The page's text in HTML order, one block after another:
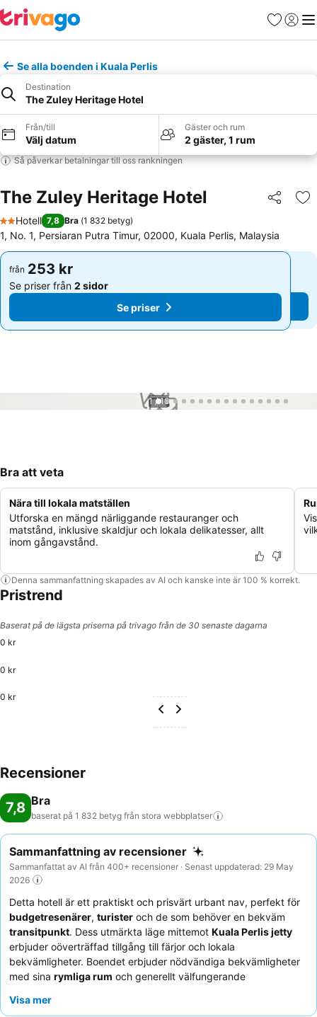
Favoriter
Logga
Se alla boenden i Kuala Perlis
Destination
The Zuley Heritage Hotel
Från/till
Välj datum
Gäster och rum
2 gäster, 1 rum
Så påverkar betalningar till oss rankningen
The Zuley Heritage Hotel Dela
2 Stjärnor
Hotell 7,8 Bra (1 832 betyg)
1, No. 1, Persiaran Putra Timur, 02000, Kuala Perlis, Malaysia
från 253 kr
Se priser från 2 sidor
Se priser
från 253 kr
Se priser från 2 sidor
Se priser
1 / 16
Bra att veta
Nära till lokala matställen
Utforska en mängd närliggande restauranger och
matstånd, inklusive skaldjur och lokala delikatesser, allt
inom gångavstånd.
Denna sammanfattning skapades av AI och kanske inte är 100 % korrekt.
Pristrend
Baserat på de lägsta priserna på trivago från de 30 senaste dagarna
0 kr
0 kr
0 kr
Recensioner
7,8 Bra
baserat på 1 832 betyg från stora webbplatser
Sammanfattning av recensioner
Sammanfattat av AI från 400+ recensioner · Senast uppdaterad: 29 May
2026
Detta hotell är ett praktiskt och prisvärt urbant nav, perfekt för
budgetresenärer, turister och de som behöver en bekväm
transitpunkt. Dess utmärkta läge mittemot Kuala Perlis jetty
erbjuder oöverträffad tillgång till färjor och lokala
bekvämligheter. Boendet erbjuder nödvändiga bekvämligheter
med sina rymliga rum och generellt välfungerande
och hjälpsamma personalen
Visa mer